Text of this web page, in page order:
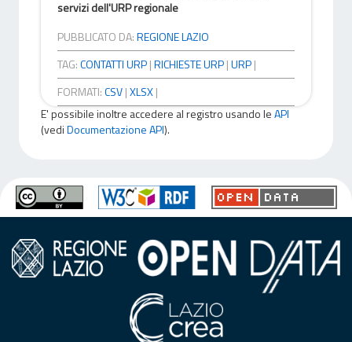
servizi dell'URP regionale
PUBBLICATO DA:REGIONE LAZIO
TAG:CONTATTI URP|RICHIESTE URP|URP|
FORMATI:CSV|XLSX|
E' possibile inoltre accedere al registro usando leAPI
(vediDocumentazione API).